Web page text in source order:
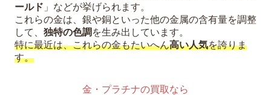
ールド 」などが挙げられます。
これらの金は、銀や銅といった他の金属の含有量を調整
して、 独特の色調 を生み出しています。
特に最近は、これらの金もたいへん高い人気を誇りま
す。
金・プラチナの買取なら